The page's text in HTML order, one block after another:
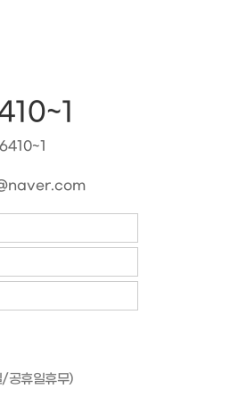
휴일휴무)